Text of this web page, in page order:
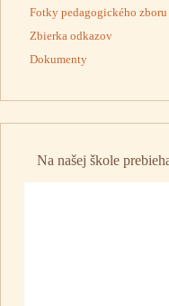
Fotky pedagogického zboru
Zbierka odkazov
Dokumenty
Na našej škole